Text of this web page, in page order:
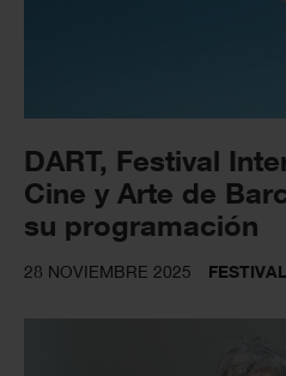
DART, Festival
Cine y Arte de
su programación
28 NOVIEMBRE 2025